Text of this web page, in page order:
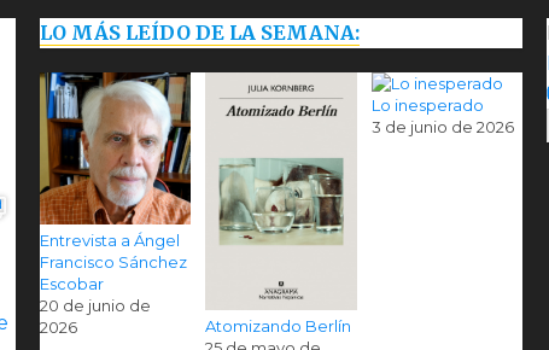
LO MÁS LEÍDO DE LA SEMANA:
Entrevista a Ángel
Francisco Sánchez
Escobar
20 de junio de
2026
Atomizando Berlín
Lo inesperado
3 de junio de 2026